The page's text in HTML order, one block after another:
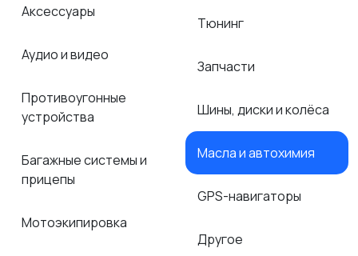
Аксессуары
Аудио и видео
Противоугонные
устройства
Багажные системы и
прицепы
Мотоэкипировка
Тюнинг
Запчасти
Шины, диски и колёса
Масла и автохимия
GPS-навигаторы
Другое